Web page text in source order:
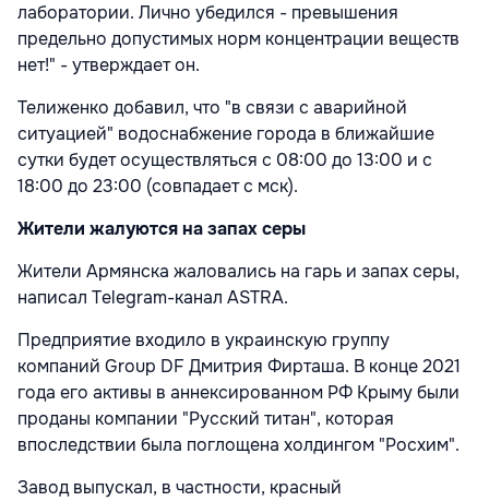
лаборатории. Лично убедился - превышения
предельно допустимых норм концентрации веществ
нет!" - утверждает он.
Телиженко добавил, что "в связи с аварийной
ситуацией" водоснабжение города в ближайшие
сутки будет осуществляться с 08:00 до 13:00 и с
18:00 до 23:00 (совпадает с мск).
Жители жалуются на запах серы
Жители Армянска жаловались на гарь и запах серы,
написал Telegram-канал ASTRA.
Предприятие входило в украинскую группу
компаний Group DF Дмитрия Фирташа. В конце 2021
года его активы в аннексированном РФ Крыму были
проданы компании "Русский титан", которая
впоследствии была поглощена холдингом "Росхим".
Завод выпускал, в частности, красный